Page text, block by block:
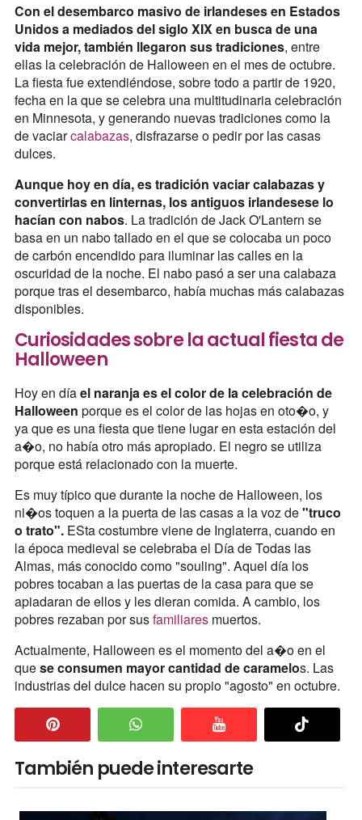
Con el desembarco masivo de irlandeses en Estados
Unidos a mediados del siglo XIX en busca de una
vida mejor, también llegaron sus tradiciones, entre
ellas la celebración de Halloween en el mes de octubre.
La fiesta fue extendiéndose, sobre todo a partir de 1920,
fecha en la que se celebra una multitudinaria celebración
en Minnesota, y generando nuevas tradiciones como la
de vaciarcalabazas, disfrazarse o pedir por las casas
dulces.
Aunque hoy en día, es tradición vaciar calabazas y
convertirlas en linternas, los antiguos irlandesese lo
hacían con nabos. La tradición de Jack O'Lantern se
basa en un nabo tallado en el que se colocaba un poco
de carbón encendido para iluminar las calles en la
oscuridad de la noche. El nabo pasó a ser una calabaza
porque tras el desembarco, había muchas más calabazas
disponibles.
Curiosidades sobre la actual fiesta de
Halloween
Hoy en díael naranja es el color de la celebración de
Halloween porque es el color de las hojas en oto�o, y
ya que es una fiesta que tiene lugar en esta estación del
a�o, no había otro más apropiado. El negro se utiliza
porque está relacionado con la muerte.
Es muy típico que durante la noche de Halloween, los
ni�os toquen a la puerta de las casas a la voz de"truco
o trato".ESta costumbre viene de Inglaterra, cuando en
la época medieval se celebraba el Día de Todas las
Almas, más conocido como "souling". Aquel día los
pobres tocaban a las puertas de la casa para que se
apiadaran de ellos y les dieran comida. A cambio, los
pobres rezaban por susfamiliares muertos.
Actualmente, Halloween es el momento del a�o en el
quese consumen mayor cantidad de caramelos. Las
industrias del dulce hacen su propio "agosto" en octubre.
También puede interesarte